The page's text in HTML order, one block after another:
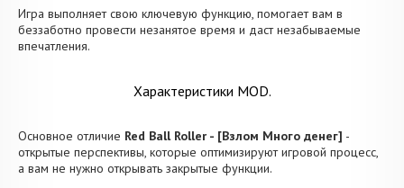
Игра выполняет свою ключевую функцию, помогает вам в
беззаботно провести незанятое время и даст незабываемые
впечатления.
Характеристики MOD.
Основное отличие Red Ball Roller - [Взлом Много денег] -
открытые перспективы, которые оптимизируют игровой процесс,
а вам не нужно открывать закрытые функции.